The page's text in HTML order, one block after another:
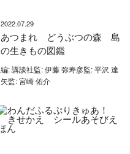
2022.07.29
あつまれ どうぶつの森 島
の生きもの図鑑
編: 講談社監: 伊藤 弥寿彦監: 平沢 達
矢監: 宮崎 佑介